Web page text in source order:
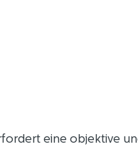
eine objektive